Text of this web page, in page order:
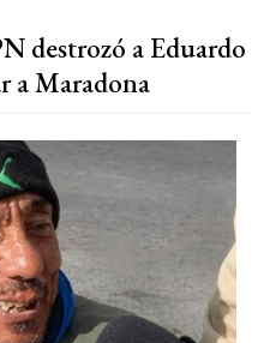
destrozó a Eduardo
a Maradona